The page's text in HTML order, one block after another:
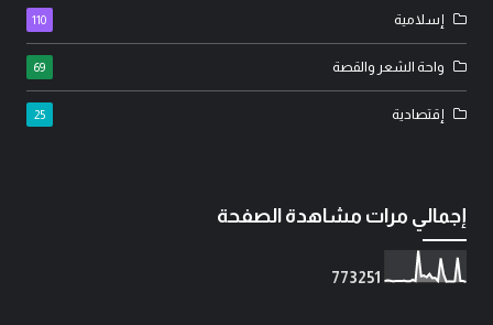
إسلامية 110
واحة الشعر والقصة 69
إقتصادية 25
إجمالي مرات مشاهدة الصفحة
773251